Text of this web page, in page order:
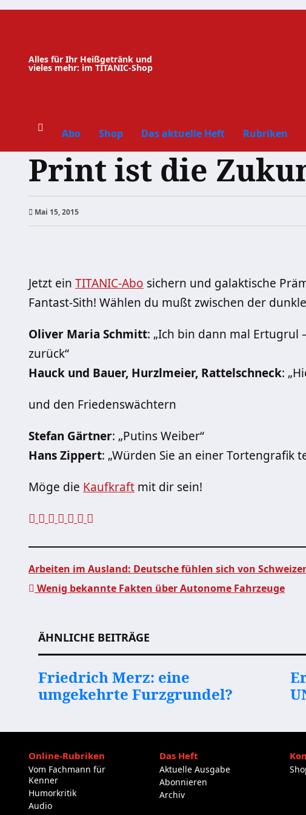
Zum
Alles für Ihr Heißgetränk und
vieles mehr: im TITANIC-Shop
Abo Shop Das aktuelle Heft Rubriken
Print ist die
Mai 15, 2015
Jetzt ein TITANIC-Abo sichern und galaktische
Fantast-Sith! Wählen du mußt zwischen der
Oliver Maria Schmitt: „Ich bin dann mal Ertugrul
zurück“
Hauck und Bauer, Hurzlmeier, Rattelschneck:
und den Friedenswächtern
Stefan Gärtner: „Putins Weiber“
Hans Zippert: „Würden Sie an einer Tortengrafik
Möge die Kaufkraft mit dir sein!
Arbeiten im Ausland: Deutsche fühlen sich von
Wenig bekannte Fakten über Autonome Fahrzeuge
ÄHNLICHE BEITRÄGE
Friedrich Merz: eine
umgekehrte Furzgrundel?
Online-Rubriken
Vom Fachmann für
Kenner
Humorkritik
Audio
Das Heft
Aktuelle Ausgabe
Abonnieren
Archiv